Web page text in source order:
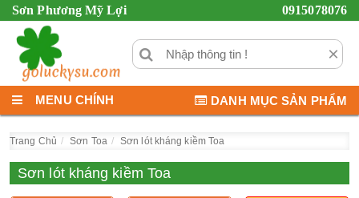
Sơn Phương Mỹ Lợi 0915078076
×
MENU CHÍNH DANH MỤC SẢN PHẨM
Trang Chủ Sơn Toa Sơn lót kháng kiềm Toa
Sơn lót kháng kiềm Toa